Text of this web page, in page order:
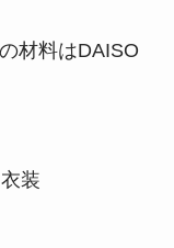
材料はDAISO